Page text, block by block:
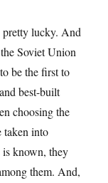
lucky. And
Soviet Union
be the first to
best-built
choosing the
taken into
is known, they
them. And,